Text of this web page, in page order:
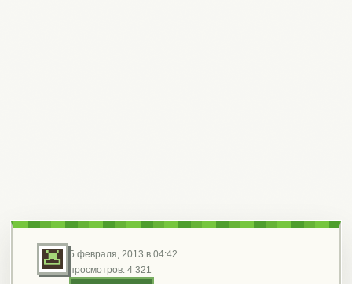
5 февраля, 2013 в 04:42
просмотров: 4 321